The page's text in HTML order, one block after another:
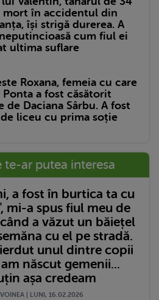
mort în accidentul din
își strigă durerea. A
cum fiul ei
ultima suflare
Roxana, femeia cu care
a fost căsătorit
de Daciana Sârbu. A fost
liceu cu prima soție
ar putea interesa
a fost în burtica ta cu
mi-a spus fiul meu de
a văzut un băiețel
cu el pe stradă.
unul dintre copii
născut gemenii...
așa credeam
| LUNI, 16.02.2026